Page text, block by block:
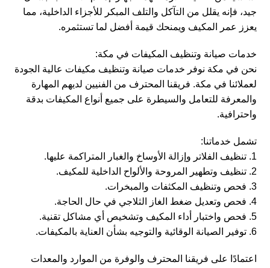
جيد، فإنه يقلل من التآكل والتلف المبكر للأجزاء الداخلية، مما
يعزز عمر المكيف ويمنحك قيمة أفضل لما تستثمره.
خدمات صيانة وتنظيف المكيفات في مكة:
نحن في مكة نوفر خدمات صيانة وتنظيف مكيفات عالية الجودة
لعملائنا في مكة. فريقنا المحترف من الفنيين لديهم المهارة
والمعرفة للتعامل والسيطرة على جميع أنواع المكيفات بدقة
واحترافية.
تشمل خدماتنا:
1. تنظيف الفلاتر وإزالة الأوساخ والغبار المتراكمة عليها.
2. تنظيف وتطهير المروحة والألواح الداخلية للمكيف.
3. فحص وتنظيف المكثفات والمبخرات.
4. فحص وتعديل ضغط الغاز الثلاجي في حال الحاجة.
5. فحص واختبار أداء المكيف وتشخيص أي مشاكل تقنية.
6. توفير الصيانة الوقائية والتوجيه بشأن العناية بالمكيفات.
اعتمادًا على فريقنا المحترف والوفرة من الموارد والمعدات